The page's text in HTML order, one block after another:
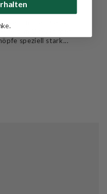
L geht mir einwenig
im Oberkörper
speziell stark...